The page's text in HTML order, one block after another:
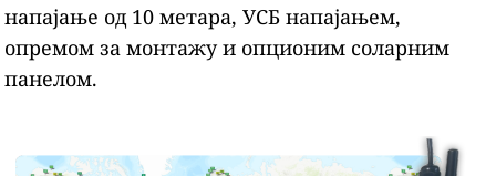
напајање од 10 метара, УСБ напајањем,
опремом за монтажу и опционим соларним
панелом.